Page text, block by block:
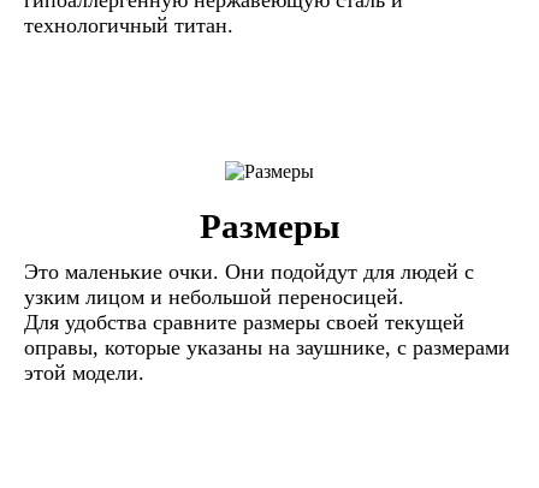
технологичный титан.
Размеры
Это маленькие очки. Они подойдут для людей с
узким лицом и небольшой переносицей.
Для удобства сравните размеры своей текущей
оправы, которые указаны на заушнике, с размерами
этой модели.